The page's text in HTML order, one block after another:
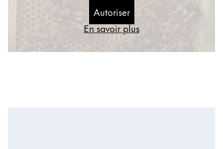
Autoriser
En savoir plus